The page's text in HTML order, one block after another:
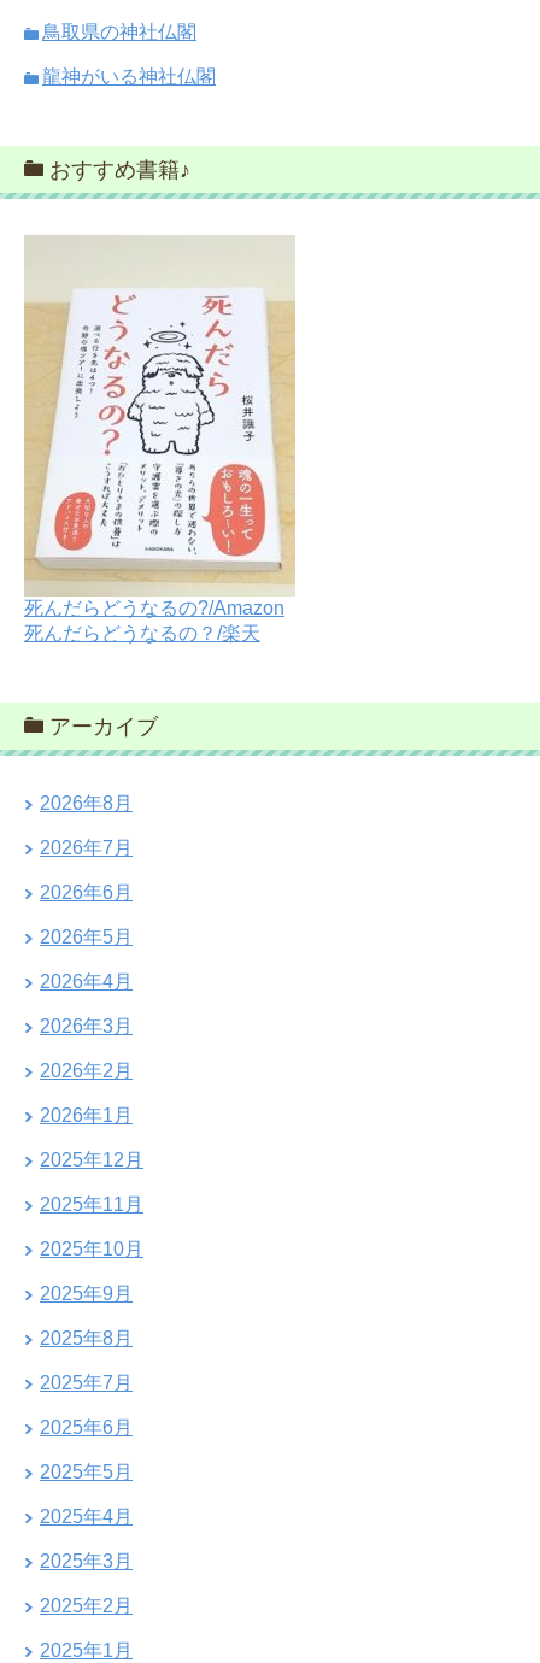
鳥取県の神社仏閣
龍神がいる神社仏閣
おすすめ書籍♪
死んだらどうなるの?/Amazon
死んだらどうなるの？/楽天
アーカイブ
2026年8月
2026年7月
2026年6月
2026年5月
2026年4月
2026年3月
2026年2月
2026年1月
2025年12月
2025年11月
2025年10月
2025年9月
2025年8月
2025年7月
2025年6月
2025年5月
2025年4月
2025年3月
2025年2月
2025年1月